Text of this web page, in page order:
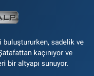
buluştururken, sadelik ve
kaçınıyor ve
bir altyapı sunuyor.